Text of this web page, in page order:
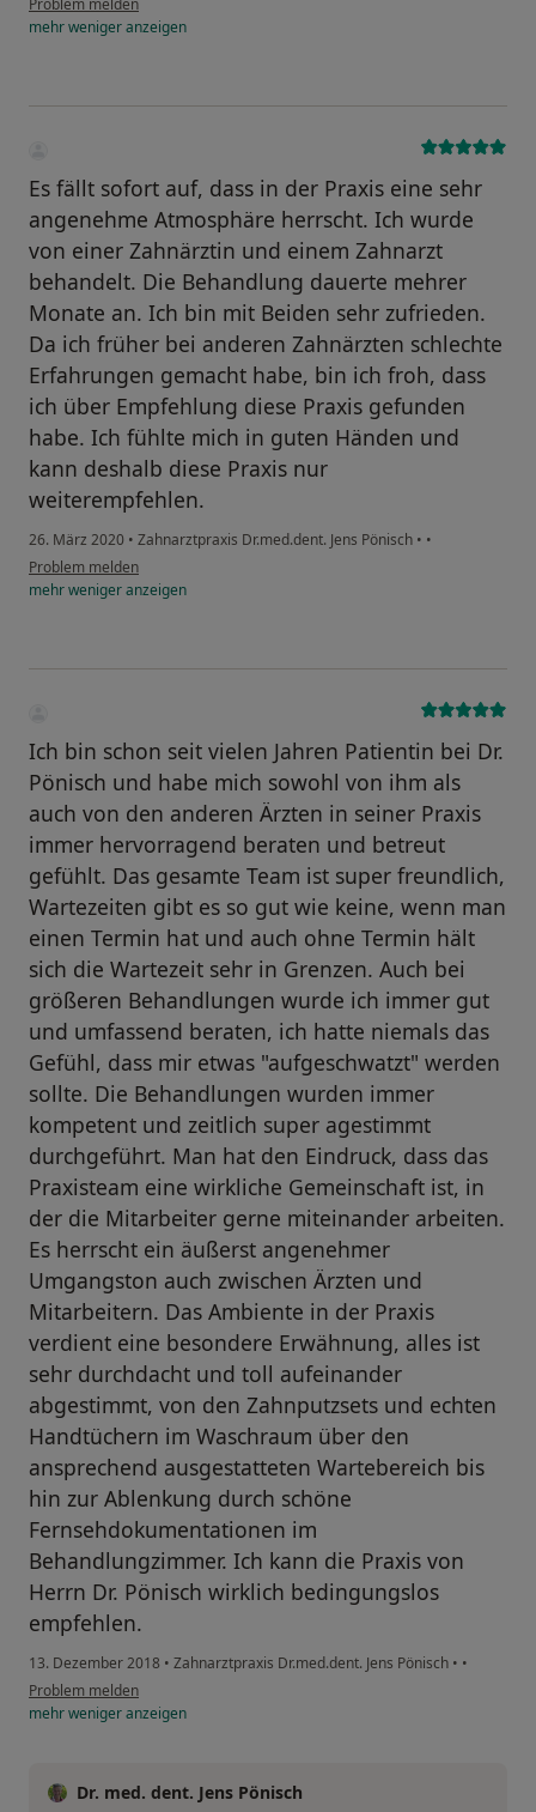
Problem melden
mehrwenigeranzeigen
Es fällt sofort auf, dass in der Praxis eine sehr
angenehme Atmosphäre herrscht. Ich wurde
von einer Zahnärztin und einem Zahnarzt
behandelt. Die Behandlung dauerte mehrer
Monate an. Ich bin mit Beiden sehr zufrieden.
Da ich früher bei anderen Zahnärzten schlechte
Erfahrungen gemacht habe, bin ich froh, dass
ich über Empfehlung diese Praxis gefunden
habe. Ich fühlte mich in guten Händen und
kann deshalb diese Praxis nur
weiterempfehlen.
26. März 2020 • Zahnarztpraxis Dr.med.dent. Jens Pönisch • •
Problem melden
mehrwenigeranzeigen
Ich bin schon seit vielen Jahren Patientin bei Dr.
Pönisch und habe mich sowohl von ihm als
auch von den anderen Ärzten in seiner Praxis
immer hervorragend beraten und betreut
gefühlt. Das gesamte Team ist super freundlich,
Wartezeiten gibt es so gut wie keine, wenn man
einen Termin hat und auch ohne Termin hält
sich die Wartezeit sehr in Grenzen. Auch bei
größeren Behandlungen wurde ich immer gut
und umfassend beraten, ich hatte niemals das
Gefühl, dass mir etwas "aufgeschwatzt" werden
sollte. Die Behandlungen wurden immer
kompetent und zeitlich super agestimmt
durchgeführt. Man hat den Eindruck, dass das
Praxisteam eine wirkliche Gemeinschaft ist, in
der die Mitarbeiter gerne miteinander arbeiten.
Es herrscht ein äußerst angenehmer
Umgangston auch zwischen Ärzten und
Mitarbeitern. Das Ambiente in der Praxis
verdient eine besondere Erwähnung, alles ist
sehr durchdacht und toll aufeinander
abgestimmt, von den Zahnputzsets und echten
Handtüchern im Waschraum über den
ansprechend ausgestatteten Wartebereich bis
hin zur Ablenkung durch schöne
Fernsehdokumentationen im
Behandlungzimmer. Ich kann die Praxis von
Herrn Dr. Pönisch wirklich bedingungslos
empfehlen.
13. Dezember 2018 • Zahnarztpraxis Dr.med.dent. Jens Pönisch • •
Problem melden
mehrwenigeranzeigen
Dr. med. dent. Jens Pönisch